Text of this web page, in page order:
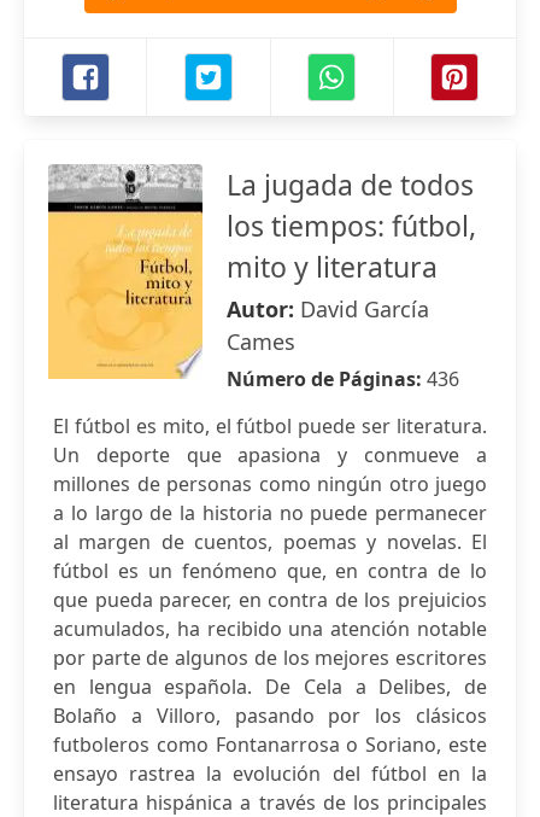
La jugada de todos
los tiempos: fútbol,
mito y literatura
Autor: David García
Cames
Número de Páginas: 436
El fútbol es mito, el fútbol puede ser literatura.
Un deporte que apasiona y conmueve a
millones de personas como ningún otro juego
a lo largo de la historia no puede permanecer
al margen de cuentos, poemas y novelas. El
fútbol es un fenómeno que, en contra de lo
que pueda parecer, en contra de los prejuicios
acumulados, ha recibido una atención notable
por parte de algunos de los mejores escritores
en lengua española. De Cela a Delibes, de
Bolaño a Villoro, pasando por los clásicos
futboleros como Fontanarrosa o Soriano, este
ensayo rastrea la evolución del fútbol en la
literatura hispánica a través de los principales